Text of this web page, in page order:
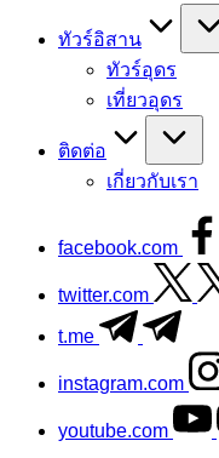
ทัวร์อิสาน
ทัวร์อุดร
เที่ยวอุดร
ติดต่อ
เกี่ยวกับเรา
facebook.com
twitter.com
t.me
instagram.com
youtube.com